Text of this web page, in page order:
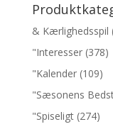
& Kærlighedsspil
"Interesser (378)
"Kalender (109)
"Sæsonens
"Spiseligt (274)